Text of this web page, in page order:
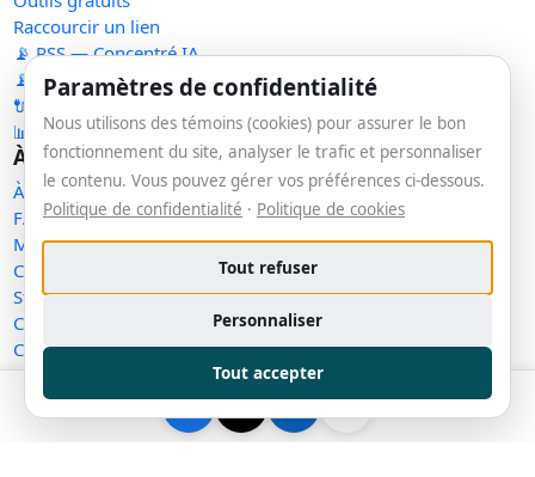
Raccourcir un lien
📡 RSS — Concentré IA
📡 RSS — Nouveaux outils
🔌 API publique
📊 Statistiques
À propos
À propos
FAQ
Méthodologie
Contact
Statut des services
Confidentialité
Conditions d'utilisation
Conditions de vente
Cookies
Exercer mes droits
Paramètres de confidentialité
Nous utilisons des témoins (cookies) pour assurer le bon
fonctionnement du site, analyser le trafic et personnaliser
le contenu. Vous pouvez gérer vos préférences ci-dessous.
Politique de confidentialité · Politique de cookies
Tout refuser
Personnaliser
Tout accepter